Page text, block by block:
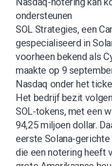
ondersteunen
SOL Strategies, een
gespecialiseerd in
voorheen bekend als
maakte op 9
Nasdaq onder het
Het bedrijf bezit
SOL-tokens, met een
94,25 miljoen dollar.
eerste Solana-
die een notering heeft